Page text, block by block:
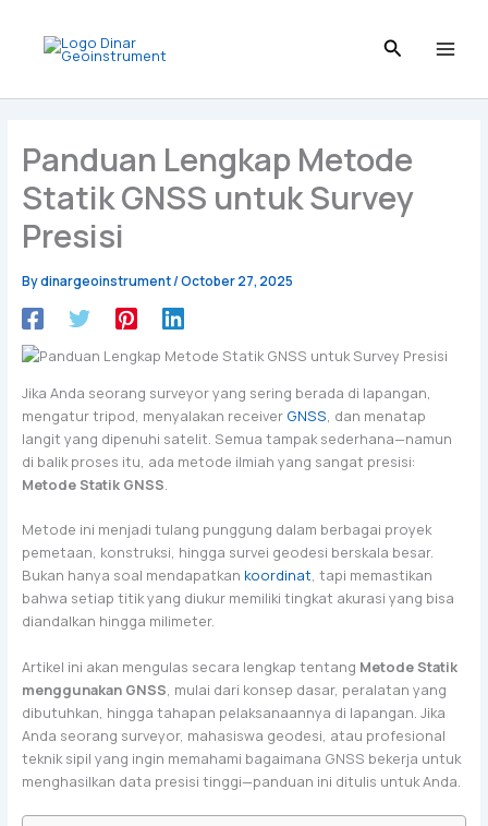
content
Panduan Lengkap Metode
Statik GNSS untuk Survey
Presisi
Bydinargeoinstrument/October 27, 2025
Jika Anda seorang surveyor yang sering berada di lapangan,
mengatur tripod, menyalakan receiver GNSS, dan menatap
langit yang dipenuhi satelit. Semua tampak sederhana—namun
di balik proses itu, ada metode ilmiah yang sangat presisi:
Metode Statik GNSS.
Metode ini menjadi tulang punggung dalam berbagai proyek
pemetaan, konstruksi, hingga survei geodesi berskala besar.
Bukan hanya soal mendapatkan koordinat, tapi memastikan
bahwa setiap titik yang diukur memiliki tingkat akurasi yang bisa
diandalkan hingga milimeter.
Artikel ini akan mengulas secara lengkap tentang Metode Statik
menggunakan GNSS, mulai dari konsep dasar, peralatan yang
dibutuhkan, hingga tahapan pelaksanaannya di lapangan. Jika
Anda seorang surveyor, mahasiswa geodesi, atau profesional
teknik sipil yang ingin memahami bagaimana GNSS bekerja untuk
menghasilkan data presisi tinggi—panduan ini ditulis untuk Anda.